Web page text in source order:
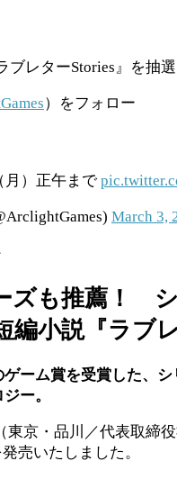
レターStories』を抽
）をフォロー
月）正午まで
March 3,
ズも推薦！
小説『ラブ
ゲーム賞を受賞した
ー。
京・品川／代表取締
売いたしました。